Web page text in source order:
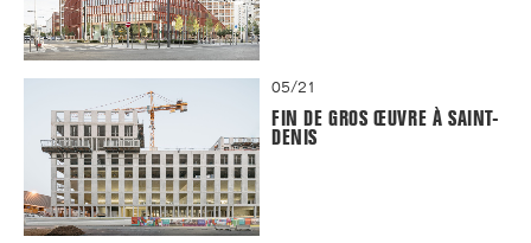
05/21
FIN DE GROS ŒUVRE À SAINT-
DENIS